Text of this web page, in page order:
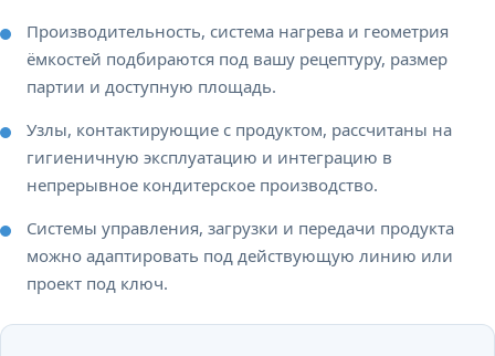
Производительность, система нагрева и геометрия
ёмкостей подбираются под вашу рецептуру, размер
партии и доступную площадь.
Узлы, контактирующие с продуктом, рассчитаны на
гигиеничную эксплуатацию и интеграцию в
непрерывное кондитерское производство.
Системы управления, загрузки и передачи продукта
можно адаптировать под действующую линию или
проект под ключ.